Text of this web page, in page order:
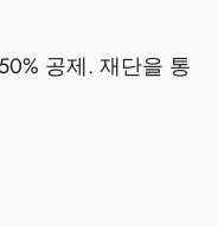
공제. 재단을 통